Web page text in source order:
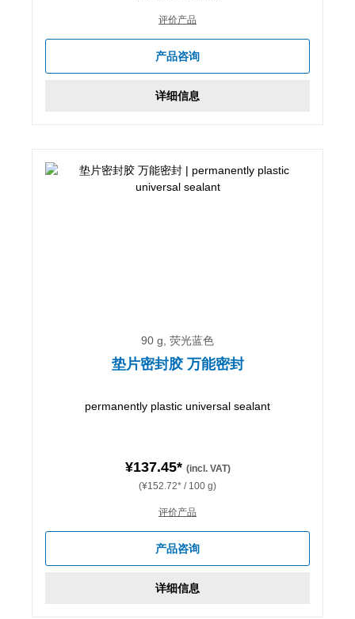
评价产品
产品咨询
详细信息
90 g, 荧光蓝色
垫片密封胶 万能密封
permanently plastic universal sealant
¥137.45* (incl. VAT)
(¥152.72* / 100 g)
评价产品
产品咨询
详细信息